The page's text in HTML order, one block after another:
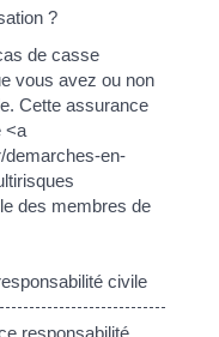
?
de casse
vous avez ou non
Cette assurance
<a
demarches-en-
des membres de
civile
responsabilité